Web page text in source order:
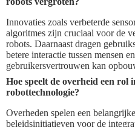
Innovaties zoals verbeterde
algoritmes zijn cruciaal voor de
robots. Daarnaast dragen
betere interactie tussen mensen
gebruikersvertrouwen kan
Hoe speelt de overheid een rol
robottechnologie?
Overheden spelen een
beleidsinitiatieven voor de